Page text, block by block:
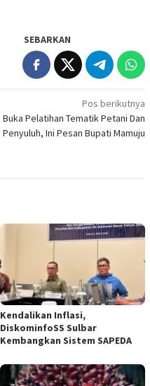
SEBARKAN
Pos berikutnya
Buka Pelatihan Tematik Petani Dan
Penyuluh, Ini Pesan Bupati Mamuju
Kendalikan Inflasi,
DiskominfoSS Sulbar
Kembangkan Sistem SAPEDA